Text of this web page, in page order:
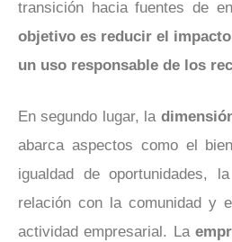
transición hacia fuentes de
objetivo es reducir el
un uso responsable de los
En segundo lugar, la
abarca aspectos como el
igualdad de oportunidades,
relación con la comunidad y
actividad empresarial. La